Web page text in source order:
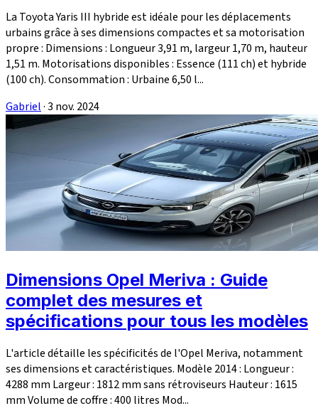
La Toyota Yaris III hybride est idéale pour les déplacements
urbains grâce à ses dimensions compactes et sa motorisation
propre : Dimensions : Longueur 3,91 m, largeur 1,70 m, hauteur
1,51 m. Motorisations disponibles : Essence (111 ch) et hybride
(100 ch). Consommation : Urbaine 6,50 l...
Gabriel·3 nov. 2024
Dimensions Opel Meriva : Guide
complet des mesures et
spécifications pour tous les modèles
L'article détaille les spécificités de l'Opel Meriva, notamment
ses dimensions et caractéristiques. Modèle 2014 : Longueur :
4288 mm Largeur : 1812 mm sans rétroviseurs Hauteur : 1615
mm Volume de coffre : 400 litres Mod...